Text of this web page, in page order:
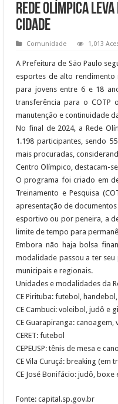
Rede Olímpica
cidade
Comunidade 1,013
A Prefeitura de São Paulo
esportes de alto rendimento
para jovens entre 6 e 18
transferência para o COTP
manutenção e continuidade
No final de 2024, a Rede
1.198 participantes, sendo
mais procuradas,
Centro Olímpico, destacam-
O programa foi criado em
Treinamento e Pesquisa
apresentação de
esportivo ou por peneira, a
limite de tempo para
Embora não haja bolsa
modalidade passou a ter
municipais e regionais.
Unidades e modalidades da
CE Pirituba: futebol,
CE Cambuci: voleibol, judô e
CE Guarapiranga: canoagem,
CERET: futebol
CEPEUSP: tênis de mesa e
CE Vila Curuçá: breaking (em
CE José Bonifácio: judô, boxe
Fonte: capital.sp.gov.br